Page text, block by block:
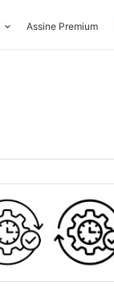
Assine Premium